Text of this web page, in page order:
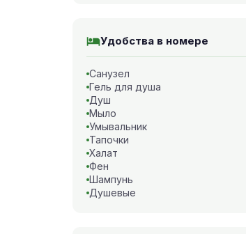
Удобства в номере
Санузел
Гель для душа
Душ
Мыло
Умывальник
Тапочки
Халат
Фен
Шампунь
Душевые